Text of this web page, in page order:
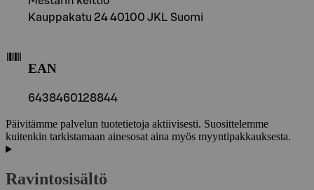
Kauppakatu 24 40100 JKL Suomi
EAN
6438460128844
Päivitämme palvelun tuotetietoja aktiivisesti. Suosittelemme
kuitenkin tarkistamaan ainesosat aina myös myyntipakkauksesta.
Ravintosisältö